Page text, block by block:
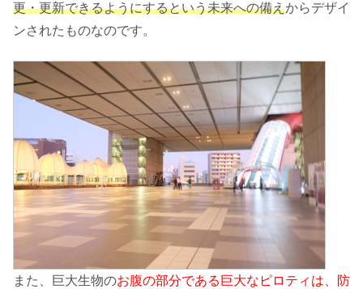
更・更新できるようにするという未来への備えからデザイ
ンされたものなのです。
また、巨大生物のお腹の部分である巨大なピロティは、防